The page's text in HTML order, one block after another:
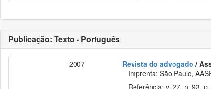
Publicação: Texto - Português
2007 Revista do advogado /
Imprenta: São Paulo,
Referência: v. 27, n. 93,